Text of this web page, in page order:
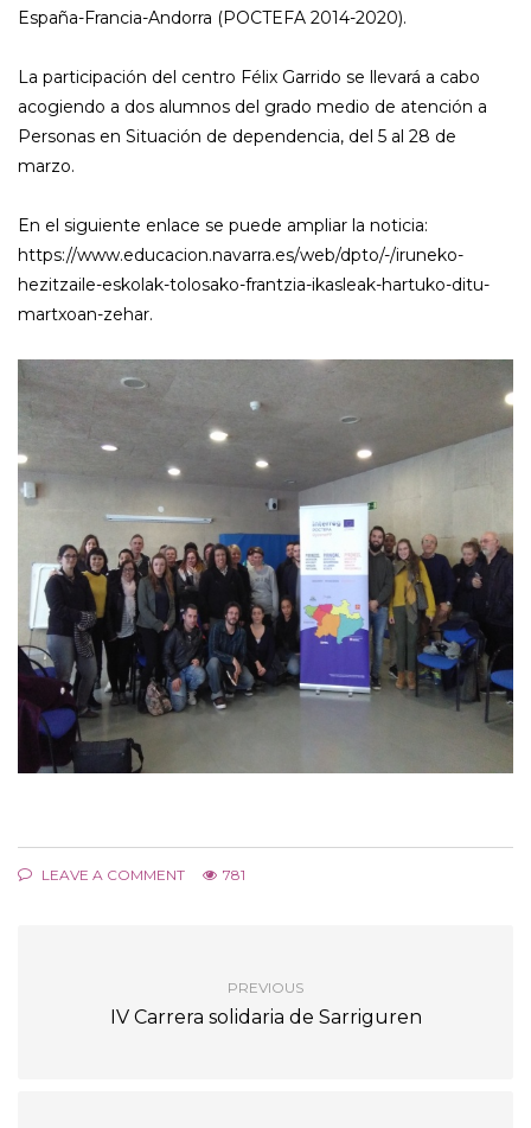
España-Francia-Andorra (POCTEFA 2014-2020).
La participación del centro Félix Garrido se llevará a cabo
acogiendo a dos alumnos del grado medio de atención a
Personas en Situación de dependencia, del 5 al 28 de
marzo.
En el siguiente enlace se puede ampliar la noticia:
https://www.educacion.navarra.es/web/dpto/-/iruneko-
hezitzaile-eskolak-tolosako-frantzia-ikasleak-hartuko-ditu-
martxoan-zehar.
LEAVE A COMMENT 781
PREVIOUS
IV Carrera solidaria de Sarriguren